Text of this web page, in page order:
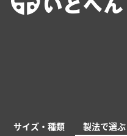
サイズ・種類
製法で選ぶ